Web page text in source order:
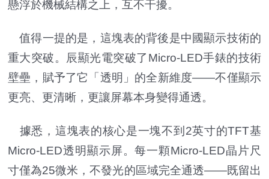
懸浮於機械結構之上，互不干擾。
值得一提的是，這塊表的背後是中國顯示技術的
重大突破。辰顯光電突破了Micro-LED手錶的技術
壁壘，賦予了它「透明」的全新維度——不僅顯示
更亮、更清晰，更讓屏幕本身變得通透。
據悉，這塊表的核心是一塊不到2英寸的TFT基
Micro-LED透明顯示屏。每一顆Micro-LED晶片尺
寸僅為25微米，不發光的區域完全通透——既留出